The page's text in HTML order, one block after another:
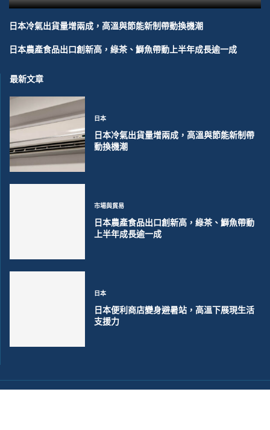
日本冷氣出貨量增兩成，高溫與節能新制帶動換機潮
日本農產食品出口創新高，綠茶、鰤魚帶動上半年成長逾一成
最新文章
日本
日本冷氣出貨量增兩成，高溫與節能新制帶
動換機潮
市場與貿易
日本農產食品出口創新高，綠茶、鰤魚帶動
上半年成長逾一成
日本
日本便利商店變身避暑站，高溫下展現生活
支援力